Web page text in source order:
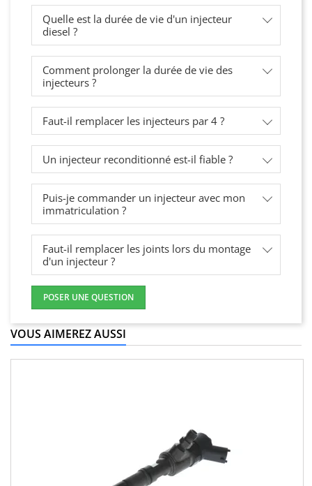
Quelle est la durée de vie d'un injecteur
diesel ?
Comment prolonger la durée de vie des
injecteurs ?
Faut-il remplacer les injecteurs par 4 ?
Un injecteur reconditionné est-il fiable ?
Puis-je commander un injecteur avec mon
immatriculation ?
Faut-il remplacer les joints lors du montage
d'un injecteur ?
POSER UNE QUESTION
VOUS AIMEREZ AUSSI